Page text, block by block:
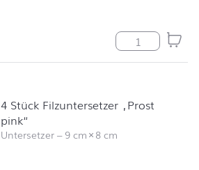
4 Stück
4 Stück Filzuntersetzer „Prost
pink“
Untersetzer–9 cm×8 cm